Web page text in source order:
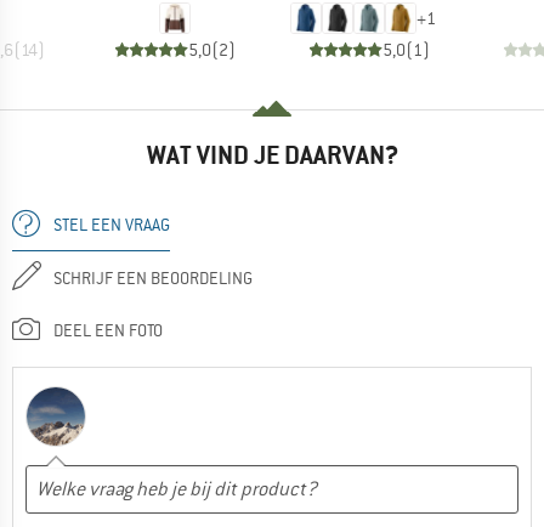
(14) 5,0(2)
+1
5,0(1)
WAT VIND JE DAARVAN?
STEL EEN VRAAG
SCHRIJF EEN BEOORDELING
DEEL EEN FOTO